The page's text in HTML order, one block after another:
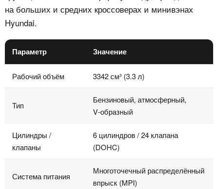
на больших и средних кроссоверах и минивэнах
Hyundai.
Параметр Значение
Рабочий объём 3342 см³ (3.3 л)
Тип
Бензиновый, атмосферный,
V‑образный
Цилиндры /
клапаны
6 цилиндров / 24 клапана
(DOHC)
Система питания
Многоточечный распределённый
впрыск (MPI)